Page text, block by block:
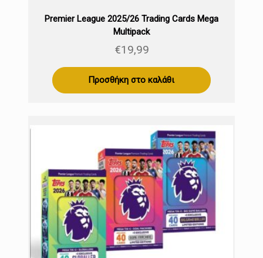
Premier League 2025/26 Trading Cards Mega
Multipack
€19,99
Προσθήκη στο καλάθι